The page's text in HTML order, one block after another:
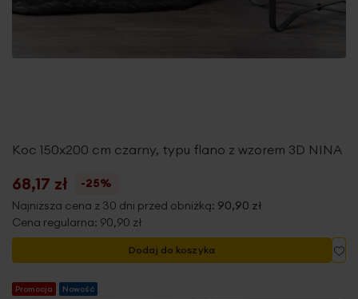
Koc 150x200 cm czarny, typu flano z wzorem 3D NINA
68,17 zł
-25%
Najniższa cena z 30 dni przed obniżką: 90,90 zł
Cena regularna: 90,90 zł
Dodaj do koszyka
Promocja Nowość